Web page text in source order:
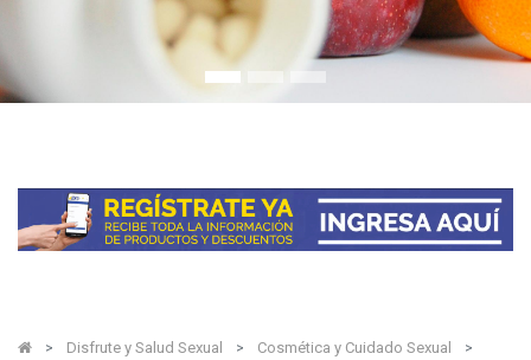
Disfrute y Salud Sexual
Cosmética y Cuidado Sexual